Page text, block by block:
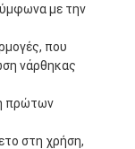
με την
που
νάρθηκας
πρώτων
στη χρήση,